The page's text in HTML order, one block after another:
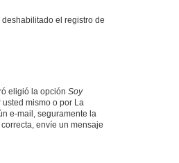
el registro de
eligió la opción Soy
mismo o por La
e-mail, seguramente la
envíe un mensaje